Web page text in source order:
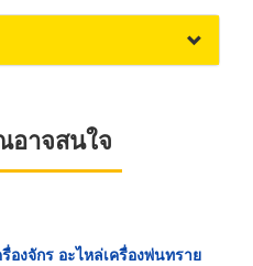
าจสนใจ
งจักร อะไหล่เครื่องพ่นทราย